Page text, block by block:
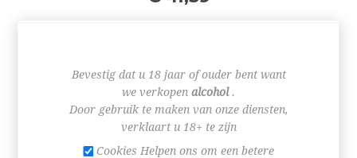
+
-
BESTEL NU!
Bevestig dat u 18 jaar of ouder bent want
we verkopen alcohol.
Door gebruik te maken van onze diensten,
verklaart u 18+ te zijn
Cookies Helpen ons om een betere